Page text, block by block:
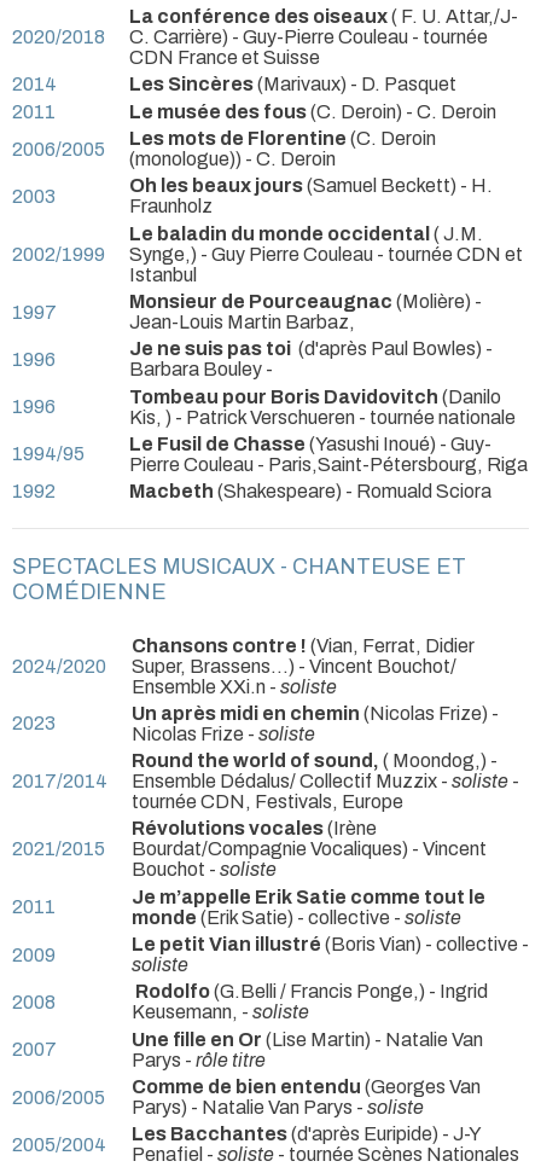
2020/2018
La conférence des oiseaux( F. U. Attar,/J-
C. Carrière) - Guy-Pierre Couleau - tournée
CDN France et Suisse
2014
Les Sincères(Marivaux) - D. Pasquet
2011
Le musée des fous(C. Deroin) - C. Deroin
2006/2005
Les mots de Florentine (C. Deroin
(monologue)) - C. Deroin
2003
Oh les beaux jours(Samuel Beckett) - H.
Fraunholz
2002/1999
Le baladin du monde occidental ( J.M.
Synge,) - Guy Pierre Couleau - tournée CDN et
Istanbul
1997
Monsieur de Pourceaugnac (Molière) -
Jean-Louis Martin Barbaz,
1996
Je ne suis pas toi (d'après Paul Bowles) -
Barbara Bouley -
1996
Tombeau pour Boris Davidovitch (Danilo
Kis, ) - Patrick Verschueren - tournée nationale
1994/95
Le Fusil de Chasse (Yasushi Inoué) - Guy-
Pierre Couleau - Paris,Saint-Pétersbourg, Riga
1992
Macbeth (Shakespeare) - Romuald Sciora
SPECTACLES MUSICAUX - CHANTEUSE ET
COMÉDIENNE
2024/2020
Chansons contre ! (Vian, Ferrat, Didier
Super, Brassens...) - Vincent Bouchot/
Ensemble XXi.n - soliste
2023
Un après midi en chemin (Nicolas Frize) -
Nicolas Frize - soliste
2017/2014
Round the world of sound, ( Moondog,) -
Ensemble Dédalus/ Collectif Muzzix - soliste -
tournée CDN, Festivals, Europe
2021/2015
Révolutions vocales(Irène
Bourdat/Compagnie Vocaliques) - Vincent
Bouchot - soliste
2011
Je m’appelle Erik Satie comme tout le
monde (Erik Satie) - collective - soliste
2009
Le petit Vian illustré (Boris Vian) - collective -
soliste
2008
Rodolfo(G.Belli / Francis Ponge,) - Ingrid
Keusemann, - soliste
2007
Une fille en Or (Lise Martin) - Natalie Van
Parys - rôle titre
2006/2005
Comme de bien entendu (Georges Van
Parys) - Natalie Van Parys - soliste
2005/2004
Les Bacchantes(d'après Euripide) - J-Y
Penafiel - soliste - tournée Scènes Nationales